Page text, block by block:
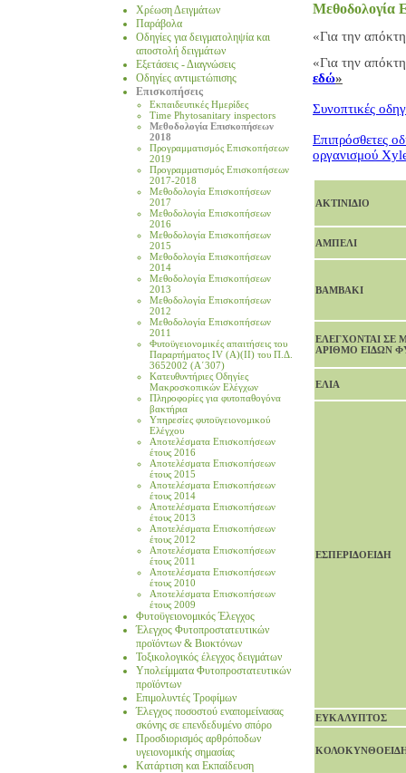
Χρέωση Δειγμάτων
Παράβολα
Οδηγίες για δειγματοληψία και
αποστολή δειγμάτων
Εξετάσεις - Διαγνώσεις
Οδηγίες αντιμετώπισης
Επισκοπήσεις
Eκπαιδευτικές Ημερίδες
Time Phytosanitary inspectors
Μεθοδολογία Επισκοπήσεων
2018
Προγραμματισμός Επισκοπήσεων
2019
Προγραμματισμός Επισκοπήσεων
2017-2018
Μεθοδολογία Επισκοπήσεων
2017
Μεθοδολογία Επισκοπήσεων
2016
Μεθοδολογία Επισκοπήσεων
2015
Μεθοδολογία Επισκοπήσεων
2014
Μεθοδολογία Επισκοπήσεων
2013
Μεθοδολογία Επισκοπήσεων
2012
Μεθοδολογία Επισκοπήσεων
2011
Φυτοϋγειονομικές απαιτήσεις του
Παραρτήματος IV (A)(II) του Π.Δ.
3652002 (Α΄307)
Κατευθυντήριες Οδηγίες
Μακροσκοπικών Ελέγχων
Πληροφορίες για φυτοπαθογόνα
βακτήρια
Υπηρεσίες φυτοϋγειονομικού
Ελέγχου
Αποτελέσματα Eπισκοπήσεων
έτους 2016
Αποτελέσματα Eπισκοπήσεων
έτους 2015
Αποτελέσματα Eπισκοπήσεων
έτους 2014
Αποτελέσματα Eπισκοπήσεων
έτους 2013
Αποτελέσματα Eπισκοπήσεων
έτους 2012
Αποτελέσματα Eπισκοπήσεων
έτους 2011
Αποτελέσματα Eπισκοπήσεων
έτους 2010
Αποτελέσματα Eπισκοπήσεων
έτους 2009
Φυτοϋγειονομικός Έλεγχος
Έλεγχος Φυτοπροστατευτικών
προϊόντων & Βιοκτόνων
Τοξικολογικός έλεγχος δειγμάτων
Υπολείμματα Φυτοπροστατευτικών
προϊόντων
Επιμολυντές Τροφίμων
Έλεγχος ποσοστού εναπομείνασας
σκόνης σε επενδεδυμένο σπόρο
Προσδιορισμός αρθρόποδων
υγειονομικής σημασίας
Κατάρτιση και Εκπαίδευση
Μεθοδολογία
«Για την
«Για την
εδώ»
Συνοπτικές
Επιπρόσθετες
οργανισμού
ΑΚΤΙΝΙΔΙΟ
ΑΜΠΕΛΙ
ΒΑΜΒΑΚΙ
ΕΛΕΓΧΟΝΤΑΙ ΣΕ
ΑΡΙΘΜΟ ΕΙΔΩΝ
ΕΛΙΑ
ΕΣΠΕΡΙΔΟΕΙΔΗ
ΕΥΚΑΛΥΠΤΟΣ